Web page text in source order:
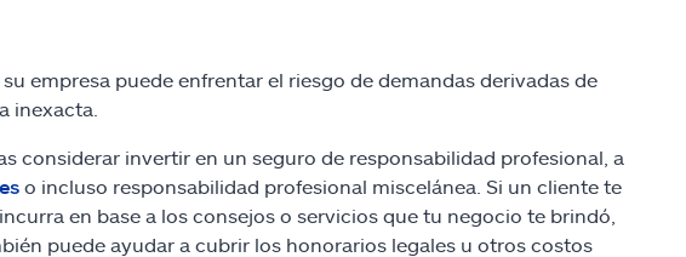
empresa puede enfrentar el riesgo de demandas derivadas de
inexacta.
considerar invertir en un seguro de responsabilidad profesional, a
o incluso responsabilidad profesional miscelánea. Si un cliente te
en base a los consejos o servicios que tu negocio te brindó,
puede ayudar a cubrir los honorarios legales u otros costos